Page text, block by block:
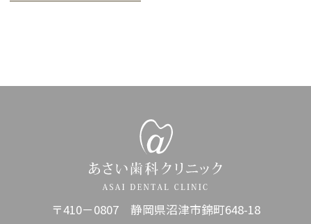
〒410－0807 静岡県沼津市錦町648-18